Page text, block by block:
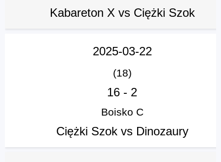
Kabareton X vs Ciężki Szok
2025-03-22
(18)
16 - 2
Boisko C
Ciężki Szok vs Dinozaury